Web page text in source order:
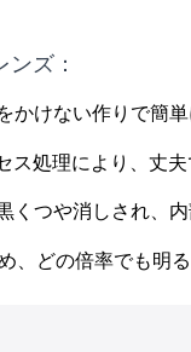
ズ：
けない作りで簡単
処理により、丈
つや消しされ、内
どの倍率でも明